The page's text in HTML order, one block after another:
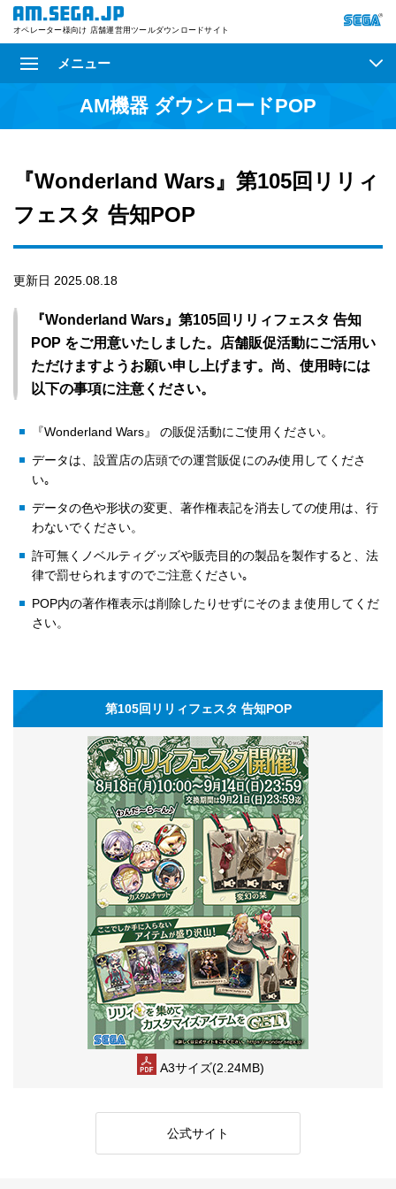
オペレーター様向け 店舗運営用ツールダウンロードサイト
メニュー
AM機器 ダウンロードPOP
『Wonderland Wars』第105回リリィ
フェスタ 告知POP
更新日 2025.08.18
『Wonderland Wars』第105回リリィフェスタ 告知
POP をご用意いたしました。店舗販促活動にご活用い
ただけますようお願い申し上げます。尚、使用時には
以下の事項に注意ください。
『Wonderland Wars』 の販促活動にご使用ください。
データは、設置店の店頭での運営販促にのみ使用してくださ
い｡
データの色や形状の変更、著作権表記を消去しての使用は、行
わないでください。
許可無くノベルティグッズや販売目的の製品を製作すると、法
律で罰せられますのでご注意ください｡
POP内の著作権表示は削除したりせずにそのまま使用してくだ
さい。
第105回リリィフェスタ 告知POP
A3サイズ(2.24MB)
公式サイト